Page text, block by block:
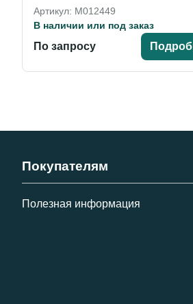
Артикул: M012449
В наличии или под заказ
По запросу
Покупателям
Полезная информация